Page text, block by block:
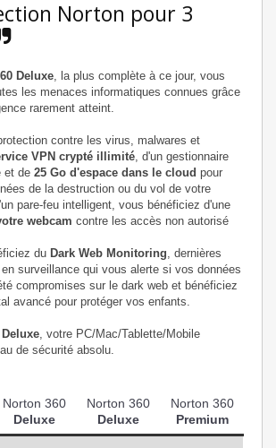
Norton pour 3
Deluxe, la plus complète à ce jour, vous
les menaces informatiques connues grâce
rarement atteint.
contre les virus, malwares et
VPN crypté illimité, d'un gestionnaire
et de 25 Go d'espace dans le cloud pour
de la destruction ou du vol de votre
pare-feu intelligent, vous bénéficiez d'une
webcam contre les accès non autorisé
du Dark Web Monitoring, dernières
surveillance qui vous alerte si vos données
compromises sur le dark web et bénéficiez
avancé pour protéger vos enfants.
, votre PC/Mac/Tablette/Mobile
de sécurité absolu.
Norton 360
Deluxe
Norton 360
Deluxe
Norton 360
Premium